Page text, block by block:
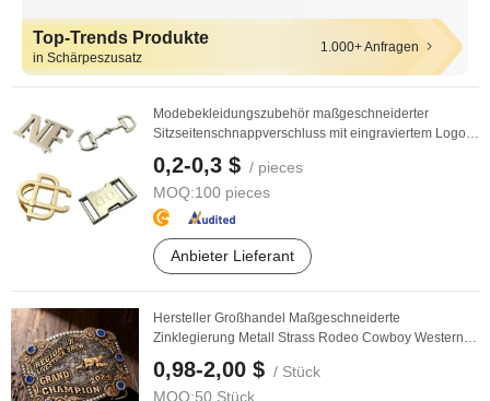
Top-Trends Produkte
in Schärpeszusatz
1.000+ Anfragen
Modebekleidungszubehör maßgeschneiderter
Sitzseitenschnappverschluss mit eingraviertem Logo,
0,2-0,3 $ / pieces
MOQ:100 pieces
Anbieter Lieferant
Hersteller Großhandel Maßgeschneiderte
Zinklegierung Metall Strass Rodeo Cowboy Western
0,98-2,00 $ / Stück
MOQ:50 Stück